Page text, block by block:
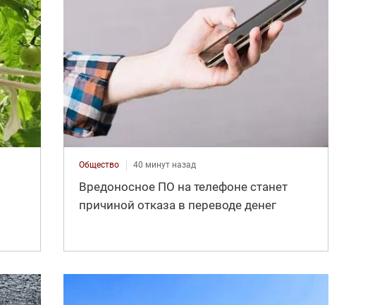
Общество 40 минут назад
Вредоносное ПО на телефоне станет
причиной отказа в переводе денег